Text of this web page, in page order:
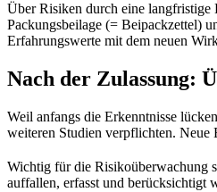
Über Risiken durch eine langfristige
Packungsbeilage (= Beipackzettel)
Erfahrungswerte mit dem neuen
Nach der Zulassung:
Weil anfangs die Erkenntnisse
weiteren Studien verpflichten. Neue
Wichtig für die Risikoüberwachung
auffallen, erfasst und berücksichtigt